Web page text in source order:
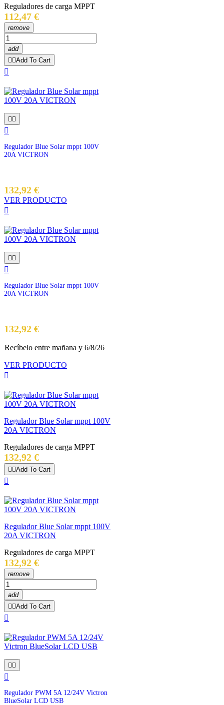
Reguladores de carga MPPT
112,47 €Precio
remove
add
Add To Cart



Regulador Blue Solar mppt 100V
20A VICTRON
132,92 €
VER PRODUCTO



Regulador Blue Solar mppt 100V
20A VICTRON
132,92 €Precio
Recíbelo entre mañana y 6/8/26
VER PRODUCTO

Regulador Blue Solar mppt 100V
20A VICTRON
Reguladores de carga MPPT
132,92 €Precio
Add To Cart

Regulador Blue Solar mppt 100V
20A VICTRON
Reguladores de carga MPPT
132,92 €Precio
remove
add
Add To Cart



Regulador PWM 5A 12/24V Victron
BlueSolar LCD USB